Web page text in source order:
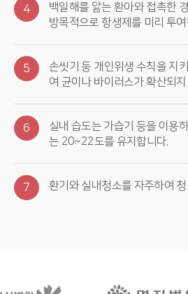
4
백일해를 앓는 환아와 접촉한
방목적으로 항생제를 미리 투
5
손씻기 등 개인위생 수칙을 지
여 균이나 바이러스가 확산되
6
실내 습도는 가습기 등을 이용
는 20~22도를 유지합니다.
7 환기와 실내청소를 자주하여